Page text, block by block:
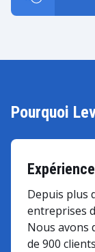
Pourquoi
Depuis plus
entreprises
Nous avons
de 900